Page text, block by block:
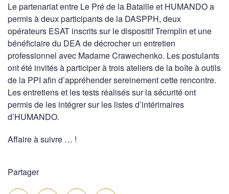
Le partenariat entre Le Pré de la Bataille et HUMANDO a
permis à deux participants de la DASPPH, deux
opérateurs ESAT inscrits sur le dispositif Tremplin et une
bénéficiaire du DEA de décrocher un entretien
professionnel avec Madame Crawechenko. Les postulants
ont été invités à participer à trois ateliers de la boîte à outils
de la PPI afin d’appréhender sereinement cette rencontre.
Les entretiens et les tests réalisés sur la sécurité ont
permis de les intégrer sur les listes d’intérimaires
d’HUMANDO.
Affaire à suivre … !
Partager